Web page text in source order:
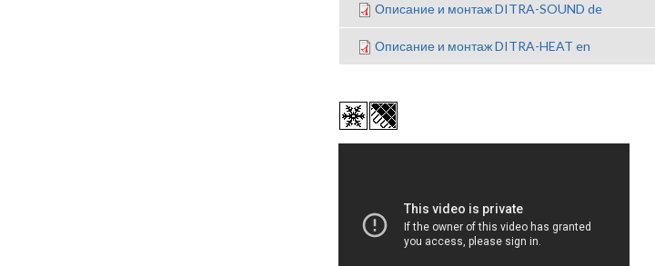
Описание и монтаж DITRA-SOUND de
Описание и монтаж DITRA-HEAT en